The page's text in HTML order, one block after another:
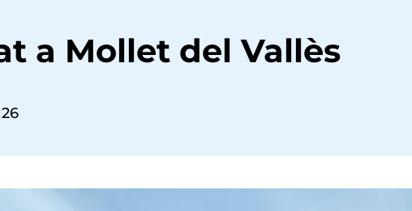
a Mollet del Vallès